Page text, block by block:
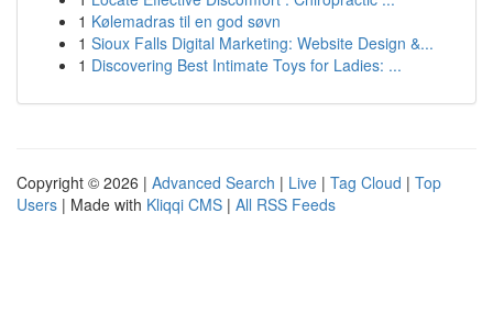
1 Kølemadras til en god søvn
1 Sioux Falls Digital Marketing: Website Design &...
1 Discovering Best Intimate Toys for Ladies: ...
Copyright © 2026 | Advanced Search | Live | Tag Cloud | Top
Users | Made with Kliqqi CMS | All RSS Feeds